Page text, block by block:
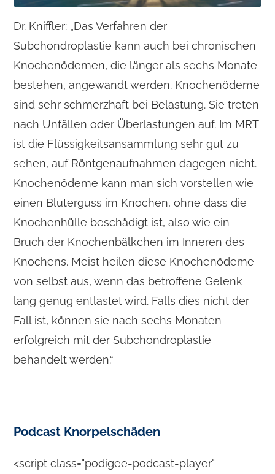
Dr. Kniffler: „Das Verfahren der
Subchondroplastie kann auch bei chronischen
Knochenödemen, die länger als sechs Monate
bestehen, angewandt werden. Knochenödeme
sind sehr schmerzhaft bei Belastung. Sie treten
nach Unfällen oder Überlastungen auf. Im MRT
ist die Flüssigkeitsansammlung sehr gut zu
sehen, auf Röntgenaufnahmen dagegen nicht.
Knochenödeme kann man sich vorstellen wie
einen Bluterguss im Knochen, ohne dass die
Knochenhülle beschädigt ist, also wie ein
Bruch der Knochenbälkchen im Inneren des
Knochens. Meist heilen diese Knochenödeme
von selbst aus, wenn das betroffene Gelenk
lang genug entlastet wird. Falls dies nicht der
Fall ist, können sie nach sechs Monaten
erfolgreich mit der Subchondroplastie
behandelt werden.“
Podcast Knorpelschäden
<script class="podigee-podcast-player"